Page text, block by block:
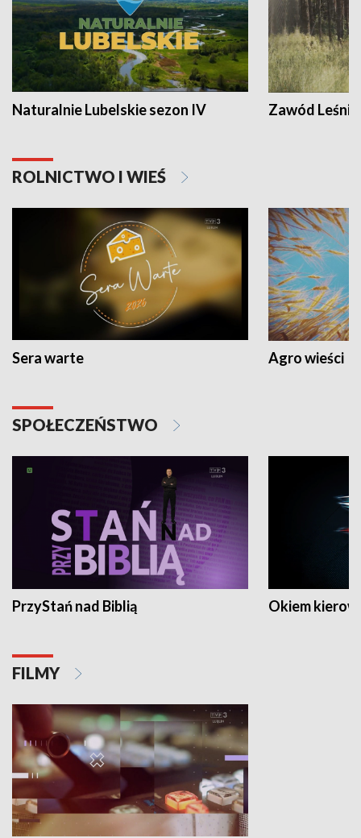
Naturalnie Lubelskie sezon IV Zawód Leśnik
ROLNICTWO I WIEŚ
Sera warte Agro wieści
SPOŁECZEŃSTWO
PrzyStań nad Biblią Okiem
FILMY